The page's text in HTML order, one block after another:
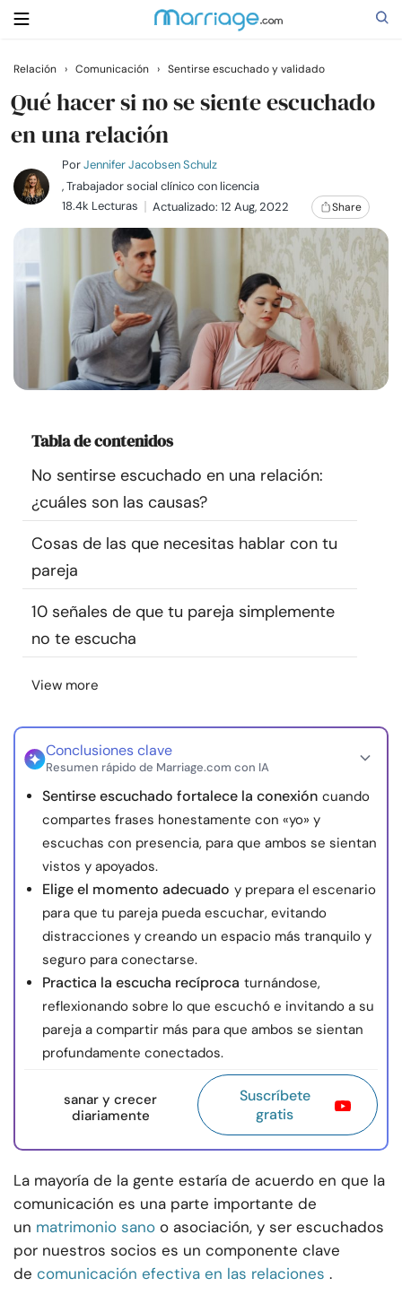
Buscar
Casarse
Relaciones
Familia
Ayuda
Cursos
Comunidad
Encuentra un terapeuta
Idioma
Sobre nosotros Contáctanos
Relación › Comunicación › Sentirse escuchado y validado
Qué hacer si no se siente escuchado
en una relación
PorJennifer Jacobsen Schulz
, Trabajador social clínico con licencia
18.4k Lecturas
Actualizado: 12 Aug, 2022 Share
Tabla de contenidos
No sentirse escuchado en una relación:
¿cuáles son las causas?
Cosas de las que necesitas hablar con tu
pareja
10 señales de que tu pareja simplemente
no te escucha
View more
Conclusiones clave
Resumen rápido de Marriage.com con IA
Sentirse escuchado fortalece la conexión cuando
compartes frases honestamente con «yo» y
escuchas con presencia, para que ambos se sientan
vistos y apoyados.
Elige el momento adecuado y prepara el escenario
para que tu pareja pueda escuchar, evitando
distracciones y creando un espacio más tranquilo y
seguro para conectarse.
Practica la escucha recíproca turnándose,
reflexionando sobre lo que escuchó e invitando a su
pareja a compartir más para que ambos se sientan
profundamente conectados.
sanar y crecer
diariamente
Suscríbete
gratis
La mayoría de la gente estaría de acuerdo en que la
comunicación es una parte importante de
un matrimonio sano o asociación, y ser escuchados
por nuestros socios es un componente clave
de comunicación efectiva en las relaciones .